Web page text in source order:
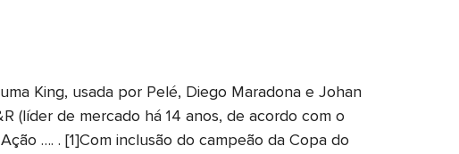
King, usada por Pelé, Diego Maradona e Johan
(líder de mercado há 14 anos, de acordo com o
…. . [1]Com inclusão do campeão da Copa do